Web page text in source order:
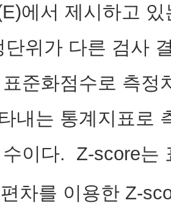
에서 제시하고
단위가 다른 검사
준화점수로 측정
내는 통계지표로
이다. Z-score는
차를 이용한 Z-